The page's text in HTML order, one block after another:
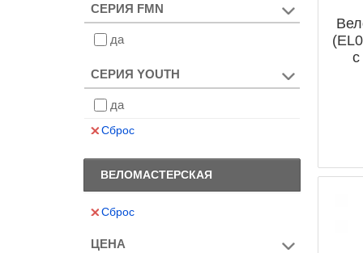
СЕРИЯ FMN
да
СЕРИЯ YOUTH
да
Сброс
ВЕЛОМАСТЕРСКАЯ
Сброс
ЦЕНА